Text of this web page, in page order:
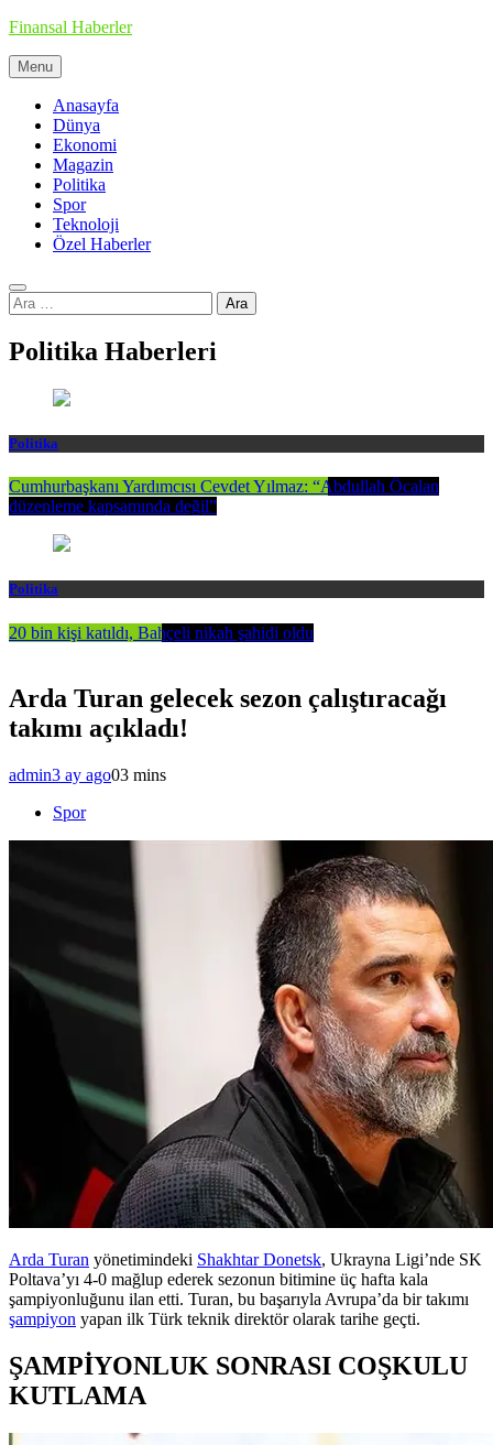
Skip
content
Finansal Haberler
Haberin doğru adresi
Menu
Anasayfa
Dünya
Ekonomi
Magazin
Politika
Spor
Teknoloji
Özel Haberler
Arama:
Politika Haberleri
Politika
Cumhurbaşkanı Yardımcısı Cevdet Yılmaz: “Abdullah Öcalan
düzenleme kapsamında değil”
Politika
20 bin kişi katıldı, Bahçeli nikah şahidi oldu
Arda Turan gelecek sezon çalıştıracağı
takımı açıkladı!
admin3 ay ago03 mins
Spor
Arda Turan yönetimindeki Shakhtar Donetsk, Ukrayna Ligi’nde SK
Poltava’yı 4-0 mağlup ederek sezonun bitimine üç hafta kala
şampiyonluğunu ilan etti. Turan, bu başarıyla Avrupa’da bir takımı
şampiyon yapan ilk Türk teknik direktör olarak tarihe geçti.
ŞAMPİYONLUK SONRASI COŞKULU
KUTLAMA